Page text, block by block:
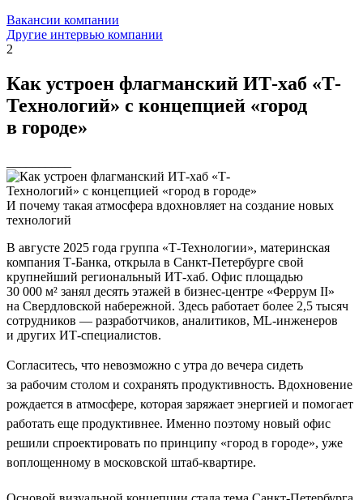
Вакансии компании
Другие интервью компании
2
Как устроен флагманский ИТ-хаб «Т-
Технологий» с концепцией «город
в городе»
И почему такая атмосфера вдохновляет на создание новых
технологий
В августе 2025 года группа «Т-Технологии», материнская
компания Т-Банка, открыла в Санкт-Петербурге свой
крупнейший региональный ИТ-хаб. Офис площадью
30 000 м² занял десять этажей в бизнес-центре «Феррум II»
на Свердловской набережной. Здесь работает более 2,5 тысяч
сотрудников — разработчиков, аналитиков, ML-инженеров
и других ИТ-специалистов.
Согласитесь, что невозможно с утра до вечера сидеть
за рабочим столом и сохранять продуктивность. Вдохновение
рождается в атмосфере, которая заряжает энергией и помогает
работать еще продуктивнее. Именно поэтому новый офис
решили спроектировать по принципу «город в городе», уже
воплощенному в московской штаб-квартире.